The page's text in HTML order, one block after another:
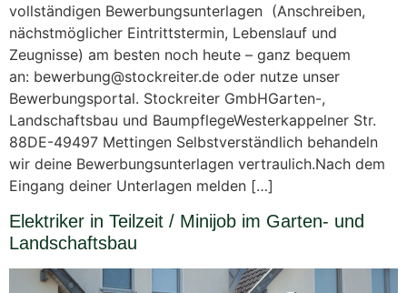
vollständigen Bewerbungsunterlagen (Anschreiben,
nächstmöglicher Eintrittstermin, Lebenslauf und
Zeugnisse) am besten noch heute – ganz bequem
an: bewerbung@stockreiter.de oder nutze unser
Bewerbungsportal. Stockreiter GmbHGarten-,
Landschaftsbau und BaumpflegeWesterkappelner Str.
88DE-49497 Mettingen Selbstverständlich behandeln
wir deine Bewerbungsunterlagen vertraulich.Nach dem
Eingang deiner Unterlagen melden […]
Elektriker in Teilzeit / Minijob im Garten- und
Landschaftsbau